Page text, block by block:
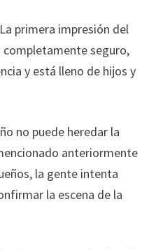
primera impresión del
seguro,
y está lleno de hijos y
no puede heredar la
anteriormente
la gente intenta
la escena de la